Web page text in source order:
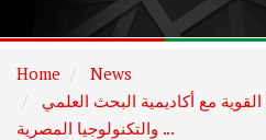
Home
News
والتكنولوجيا المصرية ...